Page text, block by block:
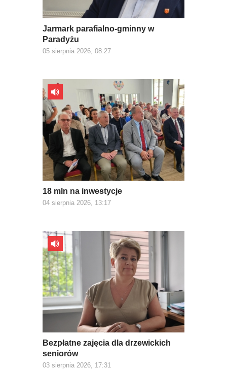
Jarmark parafialno-gminny w
Paradyżu
05 sierpnia 2026, 08:27
18 mln na inwestycje
04 sierpnia 2026, 13:17
Bezpłatne zajęcia dla drzewickich
seniorów
03 sierpnia 2026, 17:31